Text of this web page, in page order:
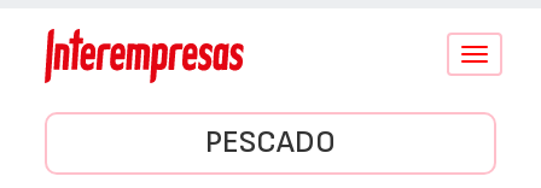
Conmutar
PESCADO